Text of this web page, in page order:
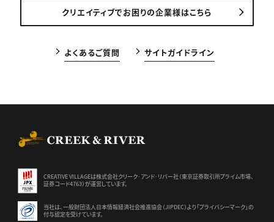
クリエイティブでお困りの企業様はこちら
よくあるご質問 サイトガイドライン
CREATIVE VILLAGEは株式会社クリーク･アンド･リバー社（東京証券取引所プライム市場、
証券コード4763）が運営しています。
当社は、一般財団法人日本情報経済社会推進協会（JIPDEC）より 「プライバシーマーク」の
付与認定を受けています。